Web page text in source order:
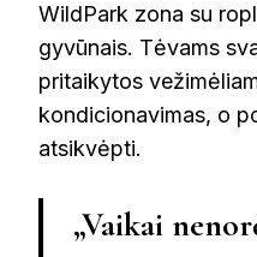
WildPark zona su
gyvūnais. Tėvams
pritaikytos
kondicionavimas, o
atsikvėpti.
„Vaikai